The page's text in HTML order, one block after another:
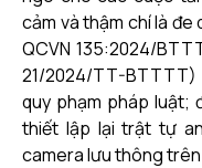
cảm và thậm chí là đe
QCVN 135:2024/
21/2024/TT-BTTTT)
quy phạm pháp luật;
thiết lập lại trật tự
camera lưu thông